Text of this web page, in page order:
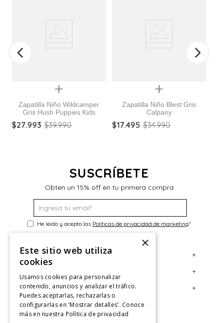
Quickview
Zapatilla Niño Wildcamper
Gris Hush Puppies Kids
$27.993 $39.990
Quickview
Zapatilla Niño Blest Gris
Calpany
$17.495 $34.990
SUSCRÍBETE
Obten un 15% off en tu primera compra
He leído y acepto las Políticas de privacidad de marketing*
Servicio al Consumidor +
Centro de Ayuda
Contáctanos
Giftcard
+
Términos y Condiciones
Políticas de Despacho
Cuenta +
Mi Cuenta
×
Este sitio web utiliza
cookies
Usamos cookies para personalizar
contenido, anuncios y analizar el tráfico.
Puedes aceptarlas, rechazarlas o
configurarlas en 'Mostrar detalles'. Conoce
más en nuestra Política de privacidad